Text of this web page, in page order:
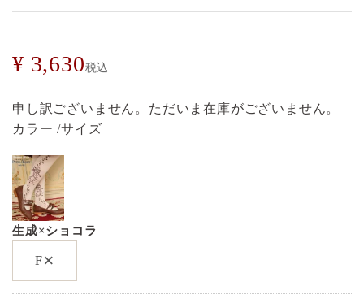
¥ 3,630税込
申し訳ございません。ただいま在庫がございません。
カラー
サイズ
生成×ショコラ
F×